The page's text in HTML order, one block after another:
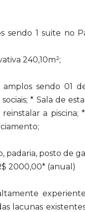
sendo 1 suite no
240,10m²;
sendo 01
* Sala de
a
padaria, posto de
2000,00* (anual)
lacunas